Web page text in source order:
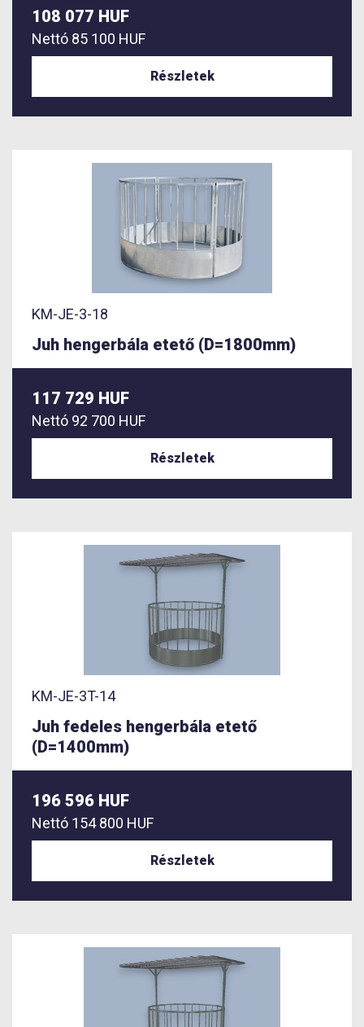
108 077 HUF
Nettó 85 100 HUF
Részletek
KM-JE-3-18
Juh hengerbála etető (D=1800mm)
117 729 HUF
Nettó 92 700 HUF
Részletek
KM-JE-3T-14
Juh fedeles hengerbála etető
(D=1400mm)
196 596 HUF
Nettó 154 800 HUF
Részletek